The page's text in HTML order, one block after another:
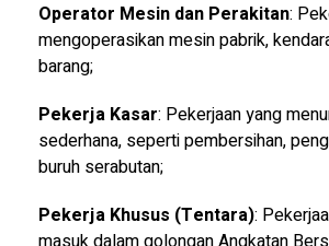
Operator Mesin dan Perakitan:
mengoperasikan mesin pabrik,
barang;
Pekerja Kasar: Pekerjaan yang
sederhana, seperti pembersihan,
buruh serabutan;
Pekerja Khusus (Tentara):